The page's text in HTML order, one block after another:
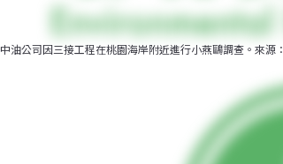
中油公司因三接工程在桃園海岸附近進行小燕鷗調查。來源：